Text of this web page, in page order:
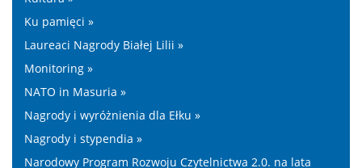
Ku pamięci »
Laureaci Nagrody Białej Lilii »
Monitoring »
NATO in Masuria »
Nagrody i wyróżnienia dla Ełku »
Nagrody i stypendia »
Narodowy Program Rozwoju Czytelnictwa 2.0. na lata